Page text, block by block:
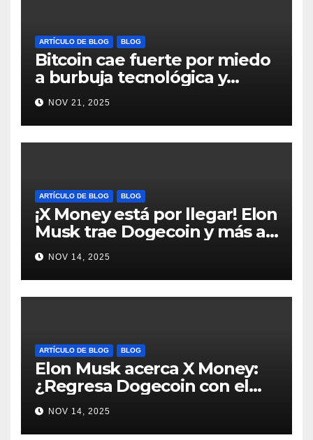
ARTÍCULO DE BLOG BLOG
Bitcoin cae fuerte por miedo
a burbuja tecnológica y
nervios en AI #crypto
#Bitcoin
NOV 21, 2025
ARTÍCULO DE BLOG BLOG
¡X Money está por llegar! Elon
Musk trae Dogecoin y más al
mundo de pagos #Crypto
#Dogecoin
NOV 14, 2025
ARTÍCULO DE BLOG BLOG
Elon Musk acerca X Money:
¿Regresa Dogecoin con el
nuevo pago nativo? #Cripto
#Dogecoin
NOV 14, 2025